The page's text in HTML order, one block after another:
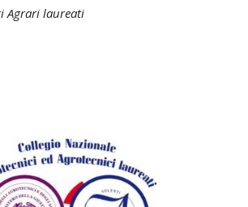
Agrari laureati